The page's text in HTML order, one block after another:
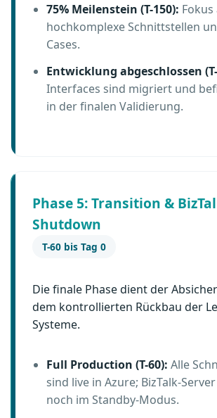
75% Meilenstein (T-150):
hochkomplexe Schnittstellen
Cases.
Entwicklung abgeschlossen
Interfaces sind migriert und
in der finalen Validierung.
Phase 5: Transition &
Shutdown
T-60 bis Tag 0
Die finale Phase dient der
dem kontrollierten Rückbau der
Systeme.
Full Production (T-60): Alle
sind live in Azure; BizTalk-
noch im Standby-Modus.